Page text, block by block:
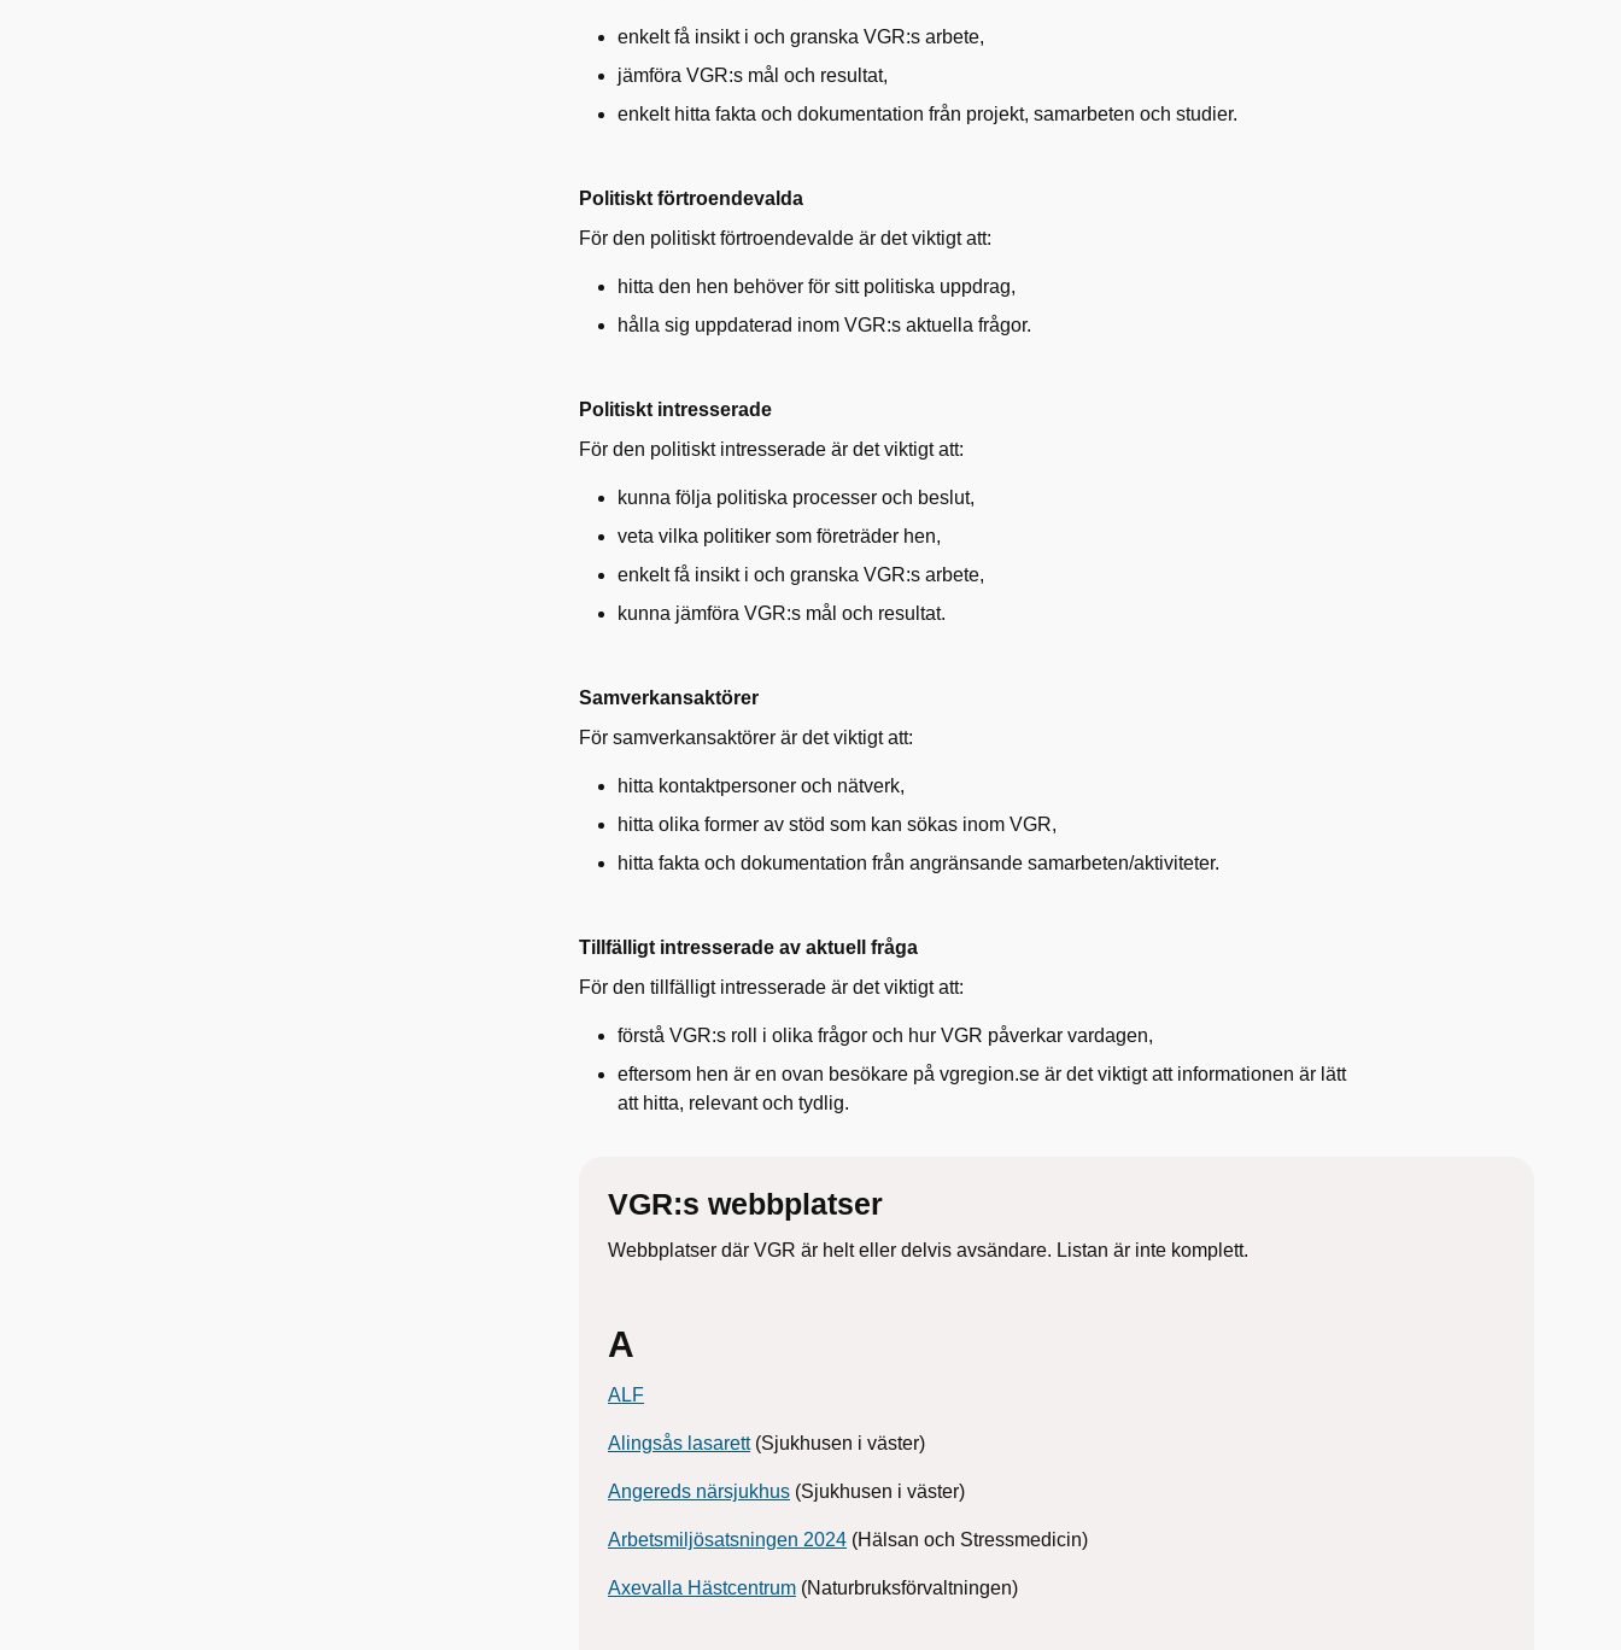
enkelt få insikt i och granska VGR:s arbete,
jämföra VGR:s mål och resultat,
enkelt hitta fakta och dokumentation från projekt, samarbeten och studier.
Politiskt förtroendevalda
För den politiskt förtroendevalde är det viktigt att:
hitta den hen behöver för sitt politiska uppdrag,
hålla sig uppdaterad inom VGR:s aktuella frågor.
Politiskt intresserade
För den politiskt intresserade är det viktigt att:
kunna följa politiska processer och beslut,
veta vilka politiker som företräder hen,
enkelt få insikt i och granska VGR:s arbete,
kunna jämföra VGR:s mål och resultat.
Samverkansaktörer
För samverkansaktörer är det viktigt att:
hitta kontaktpersoner och nätverk,
hitta olika former av stöd som kan sökas inom VGR,
hitta fakta och dokumentation från angränsande samarbeten/aktiviteter.
Tillfälligt intresserade av aktuell fråga
För den tillfälligt intresserade är det viktigt att:
förstå VGR:s roll i olika frågor och hur VGR påverkar vardagen,
eftersom hen är en ovan besökare på vgregion.se är det viktigt att informationen är lätt
att hitta, relevant och tydlig.
VGR:s webbplatser
Webbplatser där VGR är helt eller delvis avsändare. Listan är inte komplett.
A
ALF
Alingsås lasarett(Sjukhusen i väster)
Angereds närsjukhus (Sjukhusen i väster)
Arbetsmiljösatsningen 2024 (Hälsan och Stressmedicin)
Axevalla Hästcentrum (Naturbruksförvaltningen)